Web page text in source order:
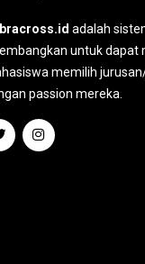
adalah
untuk dapat
memilih
passion mereka.